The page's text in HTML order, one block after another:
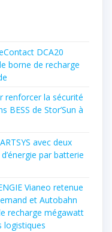
DCA20
borne de recharge
renforcer la sécurité
BESS de Stor’Sun à
avec deux
par batterie
Vianeo retenue
et Autobahn
recharge mégawatt
logistiques